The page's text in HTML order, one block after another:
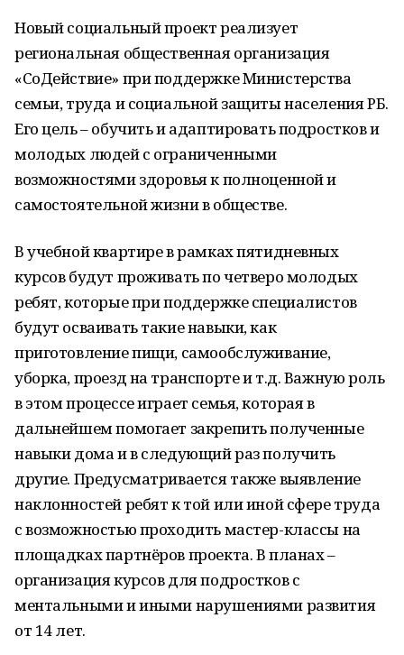
Новый социальный проект реализует
региональная общественная организация
«СоДействие» при поддержке Министерства
семьи, труда и социальной защиты населения РБ.
Его цель – обучить и адаптировать подростков и
молодых людей с ограниченными
возможностями здоровья к полноценной и
самостоятельной жизни в обществе.
В учебной квартире в рамках пятидневных
курсов будут проживать по четверо молодых
ребят, которые при поддержке специалистов
будут осваивать такие навыки, как
приготовление пищи, самообслуживание,
уборка, проезд на транспорте и т.д. Важную роль
в этом процессе играет семья, которая в
дальнейшем помогает закрепить полученные
навыки дома и в следующий раз получить
другие. Предусматривается также выявление
наклонностей ребят к той или иной сфере труда
с возможностью проходить мастер-классы на
площадках партнёров проекта. В планах –
организация курсов для подростков с
ментальными и иными нарушениями развития
от 14 лет.